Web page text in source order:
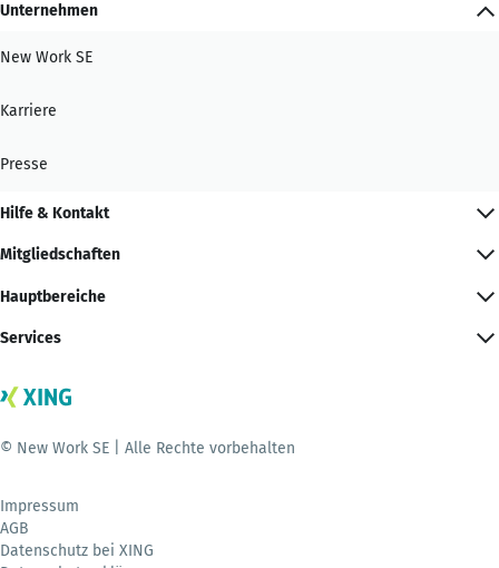
Unternehmen
New Work SE
Karriere
Presse
Hilfe & Kontakt
Mitgliedschaften
Hauptbereiche
Services
© New Work SE | Alle Rechte vorbehalten
Impressum
AGB
Datenschutz bei XING